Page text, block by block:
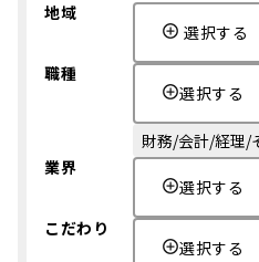
地域
選択する
職種
選択する
財務/会計/経理/
業界
選択する
こだわり
選択する